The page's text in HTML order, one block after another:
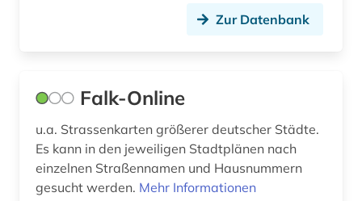
baumart (1)
baumaschine (2)
baumaßnahme (1)
baumkrankheiten (1)
Zur Datenbank
Falk-Online
u.a. Strassenkarten größerer deutscher Städte.
Es kann in den jeweiligen Stadtplänen nach
einzelnen Straßennamen und Hausnummern
gesucht werden. Mehr Informationen